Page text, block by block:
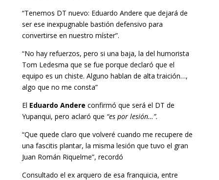
“Tenemos DT nuevo: Eduardo Andere que dejará de
ser ese inexpugnable bastión defensivo para
convertirse en nuestro míster”.
“No hay refuerzos, pero si una baja, la del humorista
Tom Ledesma que se fue porque declaró que el
equipo es un chiste. Alguno hablan de alta traición…,
algo que no me consta”
El Eduardo Andere confirmó que será el DT de
Yupanqui, pero aclaró que “es por lesión…”.
“Que quede claro que volveré cuando me recupere de
una fascitis plantar, la misma lesión que tuvo el gran
Juan Román Riquelme”, recordó
Consultado el ex arquero de esa franquicia, entre